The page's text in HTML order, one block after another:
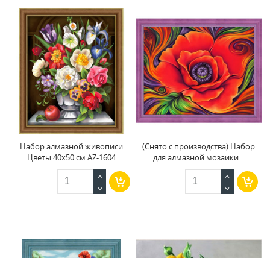
Набор алмазной живописи
Цветы 40х50 см AZ-1604
(Снято с производства) Набор
для алмазной мозаики...